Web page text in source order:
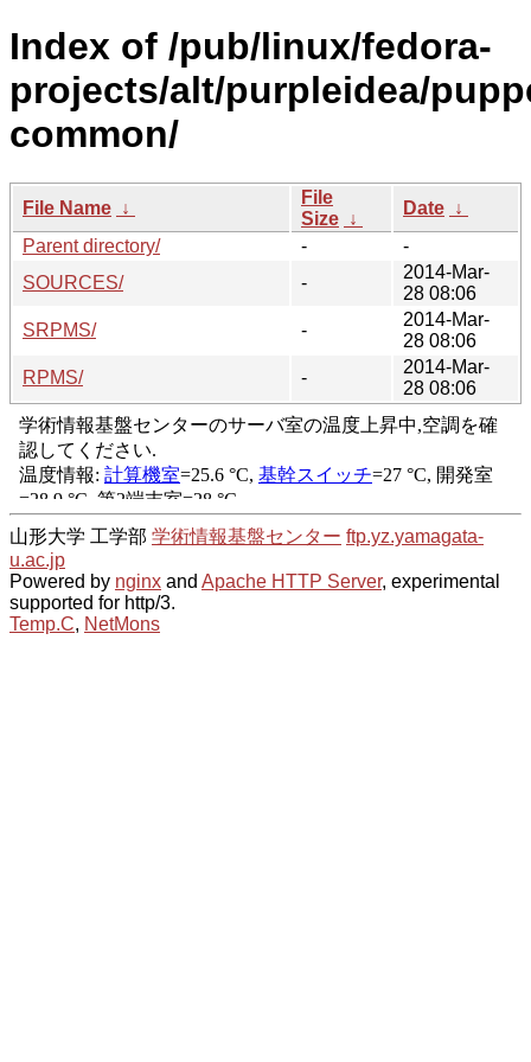
Index of /pub/linux/fedora-
projects/alt/purpleidea/
common/
File Name ↓
File
Size ↓
Date ↓
Parent directory/
-
-
SOURCES/
-
2014-Mar-
28 08:06
SRPMS/
-
2014-Mar-
28 08:06
RPMS/
-
2014-Mar-
28 08:06
山形大学 工学部 学術情報基盤センター ftp.yz.yamagata-
u.ac.jp
Powered by nginx and Apache HTTP Server, experimental
supported for http/3.
Temp.C, NetMons